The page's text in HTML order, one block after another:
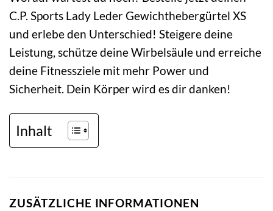
C.P. Sports Lady Leder Gewichthebergürtel XS
und erlebe den Unterschied! Steigere deine
Leistung, schütze deine Wirbelsäule und erreiche
deine Fitnessziele mit mehr Power und
Sicherheit. Dein Körper wird es dir danken!
Inhalt
ZUSÄTZLICHE INFORMATIONEN